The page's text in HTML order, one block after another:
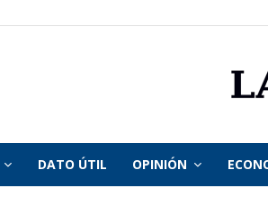
DATO ÚTIL OPINIÓN